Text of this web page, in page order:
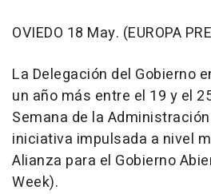
OVIEDO 18 May. (EUROPA
La Delegación del Gobierno
un año más entre el 19 y el
Semana de la
iniciativa impulsada a nivel
Alianza para el Gobierno
Week).